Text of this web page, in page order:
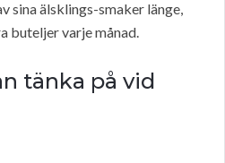
sina älsklings-smaker länge,
buteljer varje månad.
tänka på vid